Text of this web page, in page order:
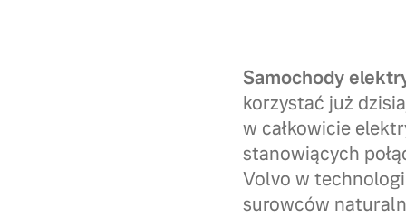
Samochody
korzystać już
w całkowicie
stanowiących
Volvo w
surowców